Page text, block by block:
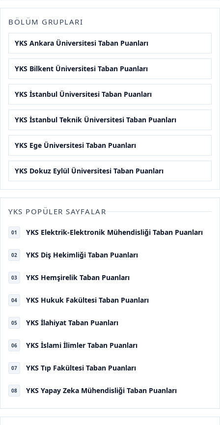
BÖLÜM GRUPLARI
YKS Ankara Üniversitesi Taban Puanları
YKS Bilkent Üniversitesi Taban Puanları
YKS İstanbul Üniversitesi Taban Puanları
YKS İstanbul Teknik Üniversitesi Taban Puanları
YKS Ege Üniversitesi Taban Puanları
YKS Dokuz Eylül Üniversitesi Taban Puanları
YKS POPÜLER SAYFALAR
01 YKS Elektrik-Elektronik Mühendisliği Taban Puanları
02 YKS Diş Hekimliği Taban Puanları
03 YKS Hemşirelik Taban Puanları
04 YKS Hukuk Fakültesi Taban Puanları
05 YKS İlahiyat Taban Puanları
06 YKS İslami İlimler Taban Puanları
07 YKS Tıp Fakültesi Taban Puanları
08 YKS Yapay Zeka Mühendisliği Taban Puanları